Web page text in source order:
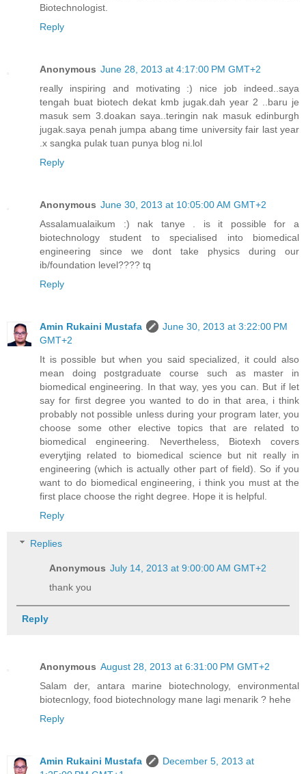
Biotechnologist.
Reply
Anonymous June 28, 2013 at 4:17:00 PM GMT+2
really inspiring and motivating :) nice job indeed..saya
tengah buat biotech dekat kmb jugak.dah year 2 ..baru je
masuk sem 3.doakan saya..teringin nak masuk edinburgh
jugak.saya penah jumpa abang time university fair last year
.x sangka pulak tuan punya blog ni.lol
Reply
Anonymous June 30, 2013 at 10:05:00 AM GMT+2
Assalamualaikum :) nak tanye . is it possible for a
biotechnology student to specialised into biomedical
engineering since we dont take physics during our
ib/foundation level???? tq
Reply
Amin Rukaini Mustafa
June 30, 2013 at 3:22:00 PM
GMT+2
It is possible but when you said specialized, it could also
mean doing postgraduate course such as master in
biomedical engineering. In that way, yes you can. But if let
say for first degree you wanted to do in that area, i think
probably not possible unless during your program later, you
choose some other elective topics that are related to
biomedical engineering. Nevertheless, Biotexh covers
everytjing related to biomedical science but nit really in
engineering (which is actually other part of field). So if you
want to do biomedical engineering, i think you must at the
first place choose the right degree. Hope it is helpful.
Reply
Replies
Anonymous July 14, 2013 at 9:00:00 AM GMT+2
thank you
Reply
Anonymous August 28, 2013 at 6:31:00 PM GMT+2
Salam der, antara marine biotechnology, environmental
biotecnlogy, food biotechnology mane lagi menarik ? hehe
Reply
Amin Rukaini Mustafa
December 5, 2013 at